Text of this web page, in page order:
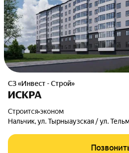
СЗ «Инвест - Строй»
ИСКРА
Строится•эконом
Нальчик, ул. Тырныаузская / ул.